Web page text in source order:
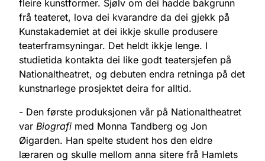
fleire kunstformer. Sjølv om dei hadde bakgrunn
frå teateret, lova dei kvarandre da dei gjekk på
Kunstakademiet at dei ikkje skulle produsere
teaterframsyningar. Det heldt ikkje lenge. I
studietida kontakta dei like godt teatersjefen på
Nationaltheatret, og debuten endra retninga på det
kunstnarlege prosjektet deira for alltid.
- Den første produksjonen vår på Nationaltheatret
var Biografi med Monna Tandberg og Jon
Øigarden. Han spelte student hos den eldre
læraren og skulle mellom anna sitere frå Hamlets